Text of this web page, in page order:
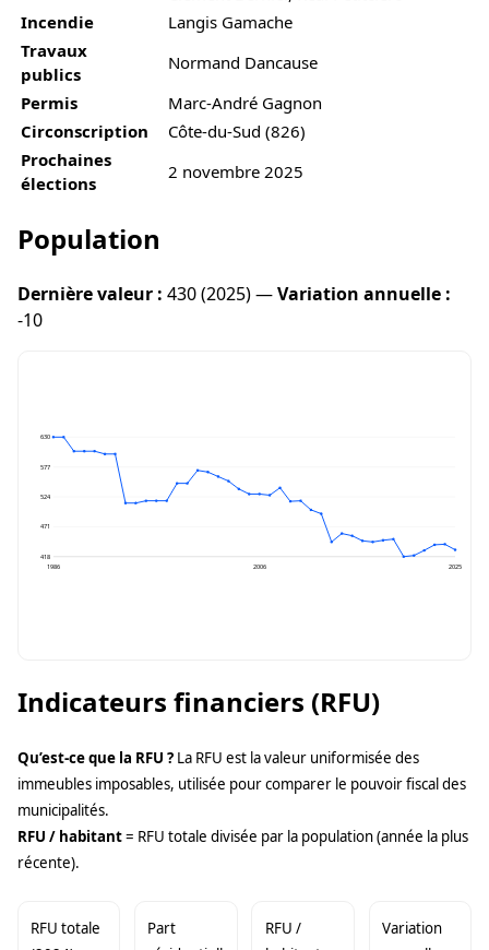
Incendie
Langis Gamache
Travaux
publics
Normand Dancause
Permis
Marc-André Gagnon
Circonscription
Côte-du-Sud (826)
Prochaines
élections
2 novembre 2025
Population
Dernière valeur : 430 (2025) —Variation annuelle :
-10
630
577
524
471
418
1986
2006 2025
Indicateurs financiers (RFU)
Qu’est-ce que la RFU ? La RFU est la valeur uniformisée des
immeubles imposables, utilisée pour comparer le pouvoir fiscal des
municipalités.
RFU / habitant= RFU totale divisée par la population (année la plus
récente).
RFU totale
Part
RFU /
Variation